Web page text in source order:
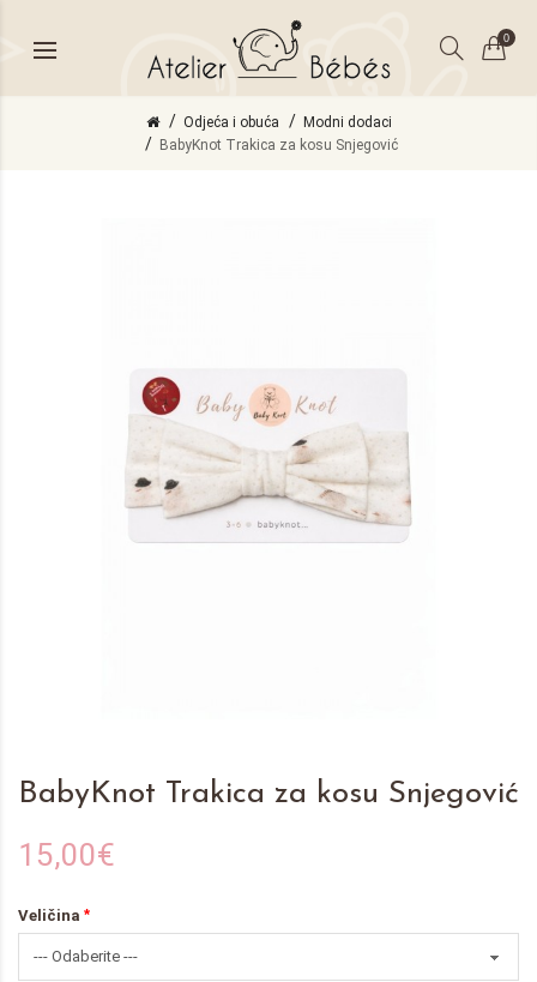
0
Odjeća i obuća
Modni dodaci
BabyKnot Trakica za kosu Snjegović
BabyKnot Trakica za kosu Snjegović
15,00€
Veličina